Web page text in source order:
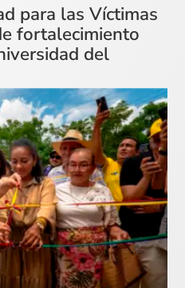
para las Víctimas
fortalecimiento
del